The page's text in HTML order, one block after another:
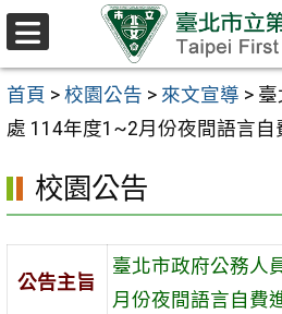
跳至主要內容區
首頁 > 校園公告 > 來文宣導 >
處 114年度1~2月份夜間語言自
校園公告
公告主旨
臺北市政府公務人
月份夜間語言自費
選
單